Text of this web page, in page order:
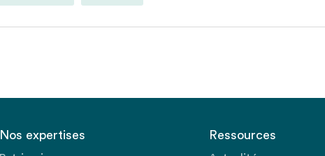
Nos expertises Ressources